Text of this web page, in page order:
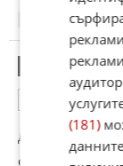
08.06.2026
ОТГОВОР
До коментар
Факт
(181)